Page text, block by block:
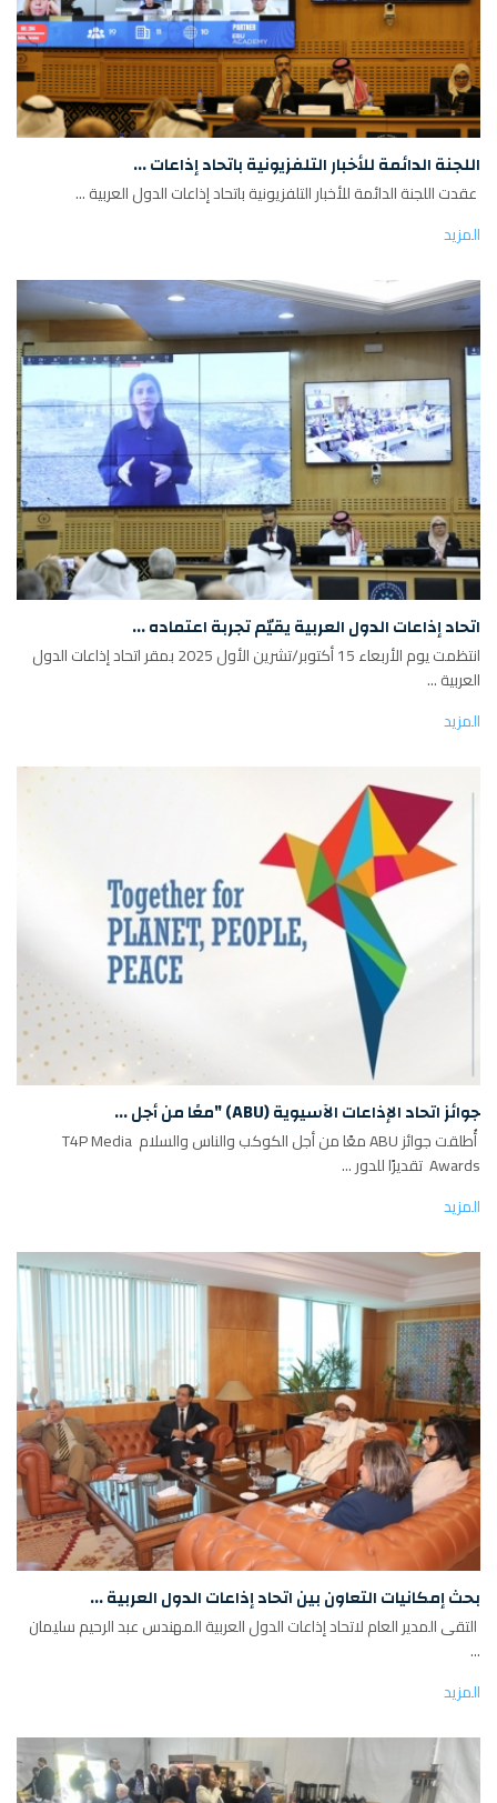
اللجنة الدائمة للأخبار التلفزيونية باتحاد إذاعات ...
عقدت اللجنة الدائمة للأخبار التلفزيونية باتحاد إذاعات الدول العربية ...
المزيد
اتحاد إذاعات الدول العربية يقيّم تجربة اعتماده ...
انتظمت يوم الأربعاء 15 أكتوبر/تشرين الأول 2025 بمقر اتحاد إذاعات الدول
العربية ...
المزيد
جوائز اتحاد الإذاعات الآسيوية (ABU) "معًا من أجل ...
أُطلقت جوائز ABU معًا من أجل الكوكب والناس والسلام T4P Media
Awards تقديرًا للدور ...
المزيد
بحث إمكانيات التعاون بين اتحاد إذاعات الدول العربية ...
التقى المدير العام لاتحاد إذاعات الدول العربية المهندس عبد الرحيم سليمان
...
المزيد